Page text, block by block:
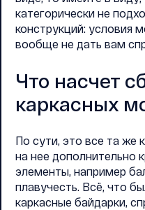
категорически не
конструкций: условия
вообще не дать вам
Что насчет
каркасных
По сути, это все та же
на нее дополнительно
элементы, например
плавучесть. Всё, что
каркасные байдарки,